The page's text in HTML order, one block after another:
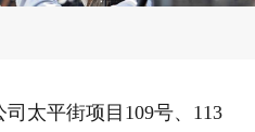
太平街项目109号、113